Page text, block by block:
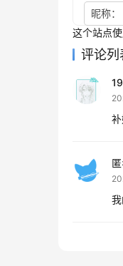
昵称：
这个站点
评论列